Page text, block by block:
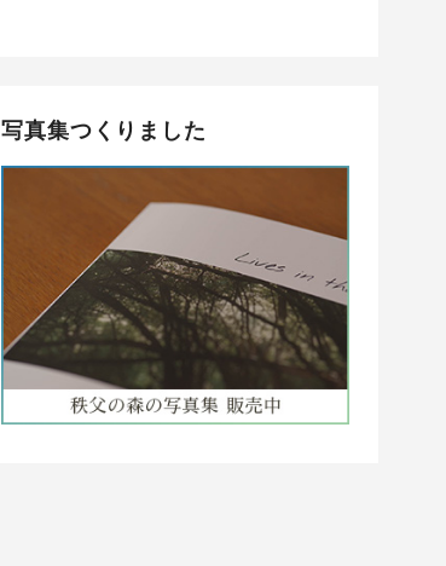
写真集つくりました